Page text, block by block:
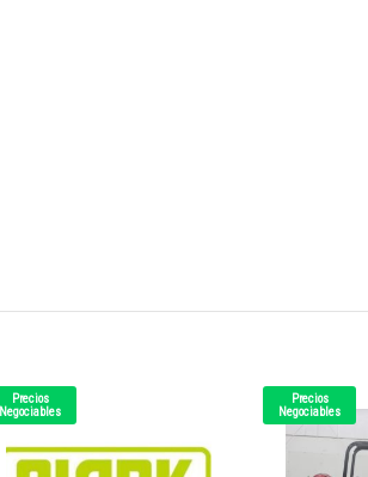
Precios
Negociables
Precios
Negociables